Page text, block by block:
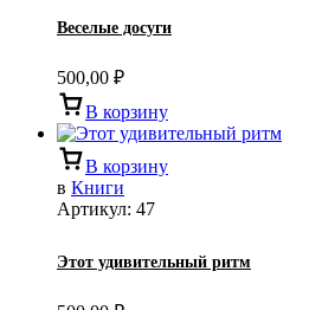
Веселые досуги
500,00 ₽
В корзину
В корзину
в Книги
Артикул: 47
Этот удивительный ритм